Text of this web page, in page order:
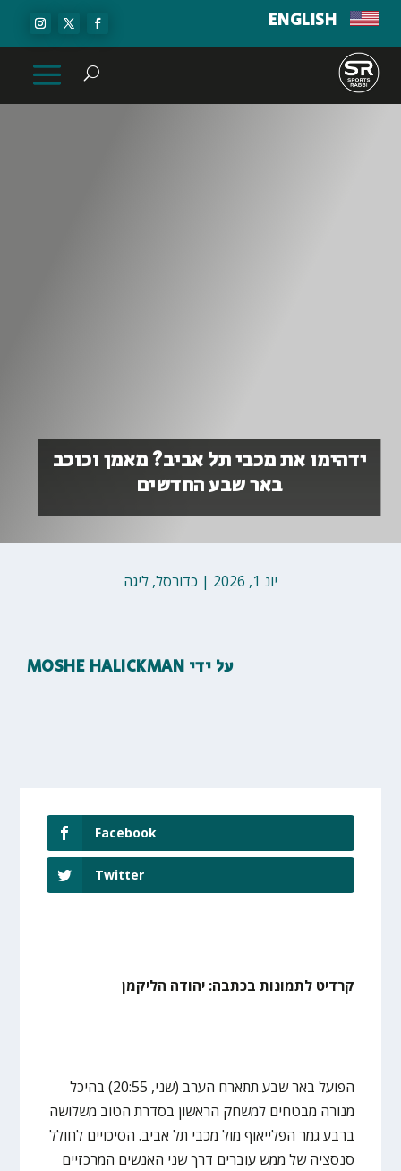
ENGLISH
ידהימו את מכבי תל אביב? מאמן וכוכב
באר שבע החדשים
יונ 1, 2026 | כדורסל, ליגה
על ידי MOSHE HALICKMAN
Facebook
Twitter
קרדיט לתמונות בכתבה: יהודה הליקמן
הפועל באר שבע תתארח הערב (שני, 20:55) בהיכל
מנורה מבטחים למשחק הראשון בסדרת הטוב משלושה
ברבע גמר הפלייאוף מול מכבי תל אביב. הסיכויים לחולל
סנסציה של ממש עוברים דרך שני האנשים המרכזיים